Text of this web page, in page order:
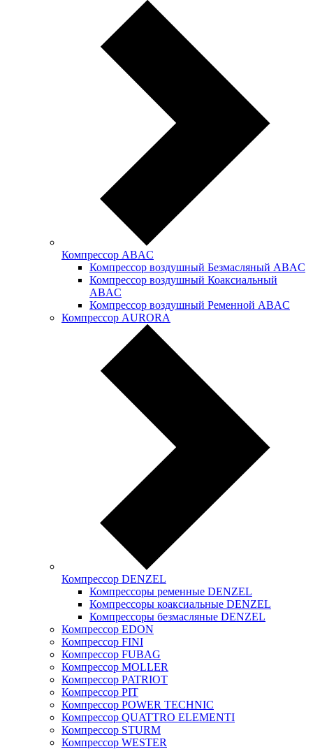
Компрессор ABAC
Компрессор воздушный Безмасляный ABAC
Компрессор воздушный Коаксиальный
ABAC
Компрессор воздушный Ременной ABAC
Компрессор AURORA
Компрессор DENZEL
Компрессоры ременные DENZEL
Компрессоры коаксиальные DENZEL
Компрессоры безмасляные DENZEL
Компрессор EDON
Компрессор FINI
Компрессор FUBAG
Компрессор MOLLER
Компрессор PATRIOT
Компрессор PIT
Компрессор POWER TECHNIC
Компрессор QUATTRO ELEMENTI
Компрессор STURM
Компрессор WESTER